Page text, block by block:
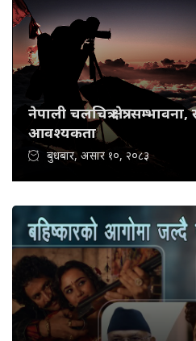
नेपाली चलचित्र क्षेत्र:
आवश्यकता
बुधबार, असार १०, २०८३